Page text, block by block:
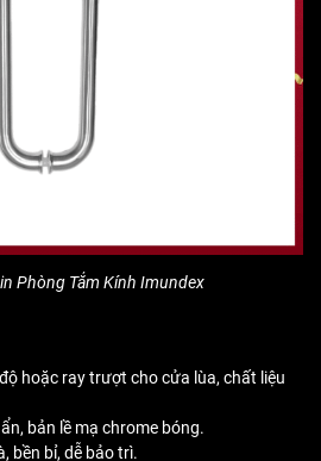
Phòng Tắm Kính Imundex
hoặc ray trượt cho cửa lùa, chất liệu
bản lề mạ chrome bóng.
bền bỉ, dễ bảo trì.